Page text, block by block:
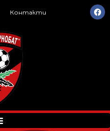
Контакти